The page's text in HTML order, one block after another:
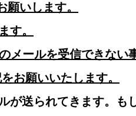
いします。
す。
ールを受信できない
お願いいたします。
が送られてきます。も